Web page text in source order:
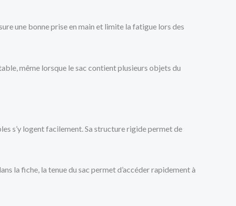
une bonne prise en main et limite la fatigue lors des
même lorsque le sac contient plusieurs objets du
s’y logent facilement. Sa structure rigide permet de
la fiche, la tenue du sac permet d’accéder rapidement à